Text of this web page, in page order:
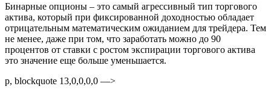
Бинарные опционы – это самый агрессивный тип торгового
актива, который при фиксированной доходностью обладает
отрицательным математическим ожиданием для трейдера. Тем
не менее, даже при том, что заработать можно до 90
процентов от ставки с ростом экспирации торгового актива
это значение еще больше уменьшается.
p, blockquote 13,0,0,0,0 —>